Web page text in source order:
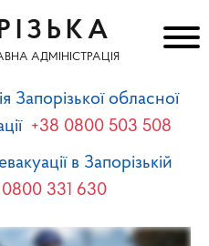
АДМІНІСТРАЦІЯ
Запорізької обласної
+38 0800 503 508
в Запорізькій
331 630